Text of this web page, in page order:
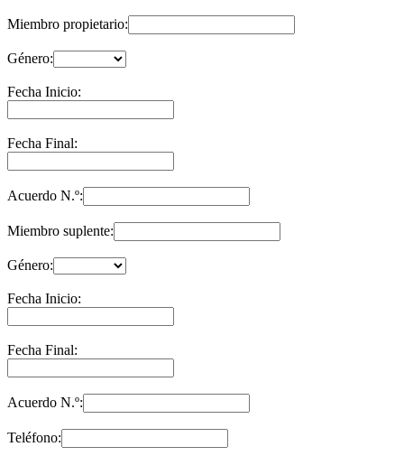
Miembro propietario:
Género:
Fecha Inicio:
Fecha Final:
Acuerdo N.º:
Miembro suplente:
Género:
Fecha Inicio:
Fecha Final:
Acuerdo N.º:
Teléfono: